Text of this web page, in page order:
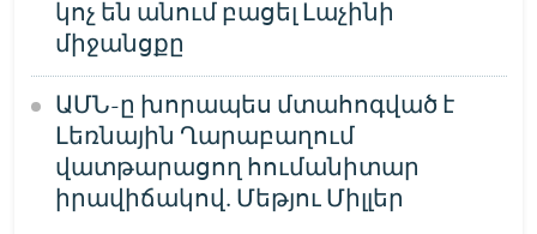
կոչ են անում բացել Լաչինի
միջանցքը
ԱՄՆ-ը խորապես մտահոգված է
Լեռնային Ղարաբաղում
վատթարացող հումանիտար
իրավիճակով. Մեթյու Միլլեր